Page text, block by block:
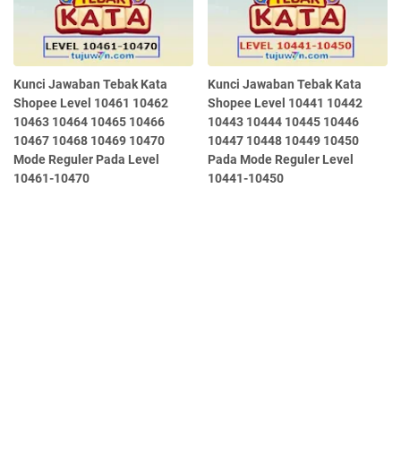
Kunci Jawaban Tebak Kata
Shopee Level 10461 10462
10463 10464 10465 10466
10467 10468 10469 10470
Mode Reguler Pada Level
10461-10470
Kunci Jawaban Tebak Kata
Shopee Level 10441 10442
10443 10444 10445 10446
10447 10448 10449 10450
Pada Mode Reguler Level
10441-10450